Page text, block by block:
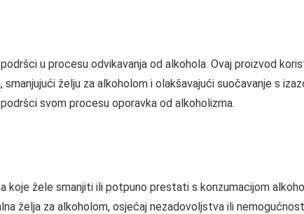
u procesu odvikavanja od alkohola. Ovaj proizvod
želju za alkoholom i olakšavajući suočavanje s
svom procesu oporavka od alkoholizma.
koje žele smanjiti ili potpuno prestati s konzumacijom
želja za alkoholom, osjećaj nezadovoljstva ili